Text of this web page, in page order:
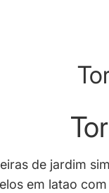
de jardim
em latao